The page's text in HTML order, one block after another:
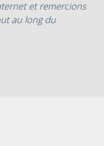
et remercions
au long du